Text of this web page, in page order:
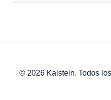
© 2026 Kalstein. Todos